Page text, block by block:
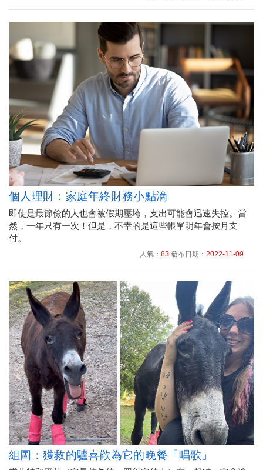
個人理財：家庭年終財務小點滴
即使是最節儉的人也會被假期壓垮，支出可能會迅速失控。當
然，一年只有一次！但是，不幸的是這些帳單明年會按月支
付。
人氣： 83 發布日期： 2022-11-09
組圖：獲救的驢喜歡為它的晚餐「唱歌」